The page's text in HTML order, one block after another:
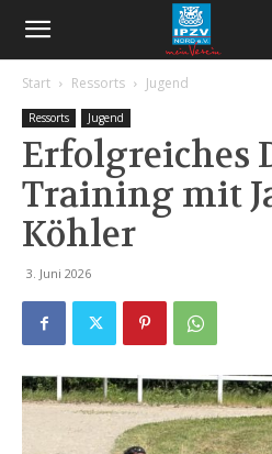
Start Ressorts Jugend
Ressorts Jugend
Erfolgreiches
Training mit
Köhler
3. Juni 2026